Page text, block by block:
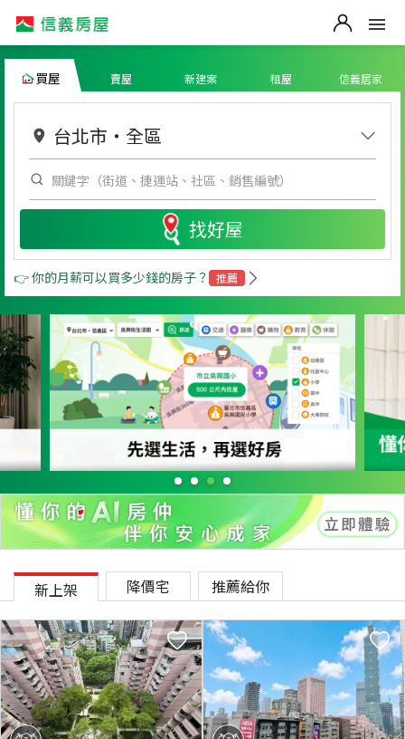
買屋 賣屋 新建案 租屋 信義居家
台北市 ・ 全區
找好屋
👉 你的月薪可以買多少錢的房子？ 推薦
新上架 降價宅 推薦給你